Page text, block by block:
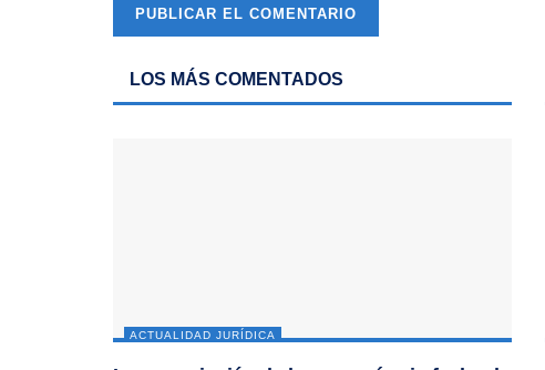
LOS MÁS COMENTADOS
ACTUALIDAD JURÍDICA